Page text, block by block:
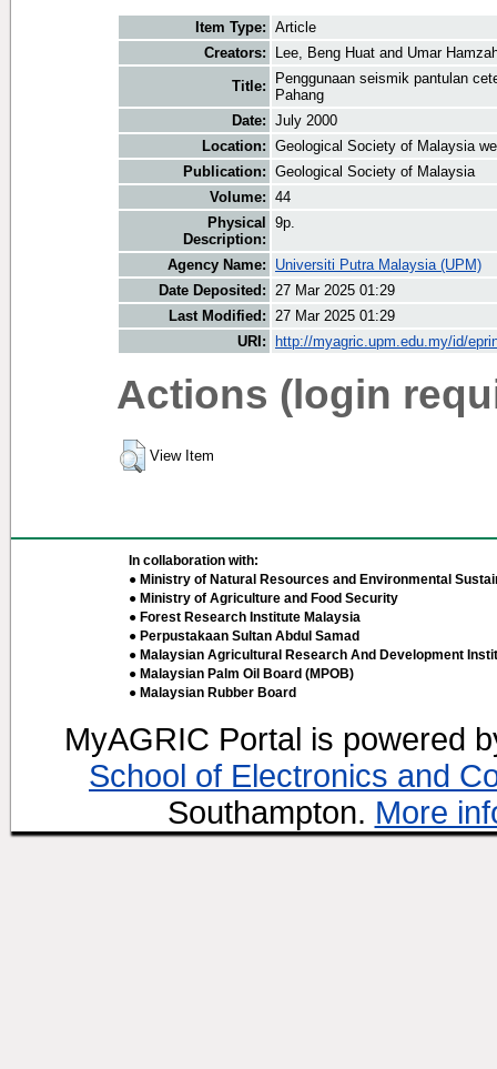
Item Type: Article
Creators:
Lee, Beng Huat and Umar
Title:
Penggunaan seismik pantulan
Pahang
Date: July 2000
Location: Geological Society of Malaysia
Publication: Geological Society of Malaysia
Volume: 44
Physical
Description:
9p.
Agency Name:
Universiti Putra Malaysia (UPM)
Date Deposited:
27 Mar 2025 01:29
Last Modified:
27 Mar 2025 01:29
URI:
http://myagric.upm.edu.my/id/
Actions (login
View Item
In collaboration with:
● Ministry of Natural Resources and Environmental
● Ministry of Agriculture and Food Security
● Forest Research Institute Malaysia
● Perpustakaan Sultan Abdul Samad
● Malaysian Agricultural Research And Development
● Malaysian Palm Oil Board (MPOB)
● Malaysian Rubber Board
MyAGRIC Portal is powered
School of Electronics and
Southampton. More